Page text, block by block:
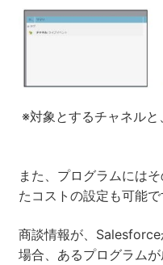
※対象とするチャネル
また、プログラムには
たコストの設定も可能で
商談情報が、
場合、あるプログラム